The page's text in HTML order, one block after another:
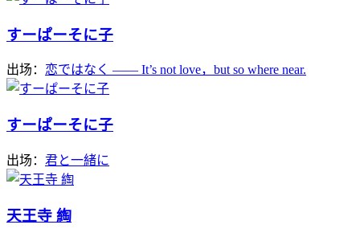
すーぱーそに子
出场： 恋ではなく ―― It’s not love，but so where near.
すーぱーそに子
出场： 君と一緒に
天王寺 綯